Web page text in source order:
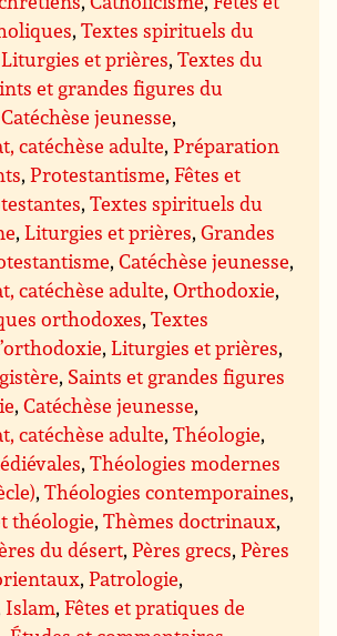
,Textes spirituels du
Liturgies et prières,Textes du
et grandes figures du
Catéchèse jeunesse,
catéchèse adulte,Préparation
,Protestantisme,Fêtes et
,Textes spirituels du
,Liturgies et prières,Grandes
,Catéchèse jeunesse,
catéchèse adulte,Orthodoxie,
orthodoxes,Textes
,Liturgies et prières,
, Saints et grandes figures
,Catéchèse jeunesse,
catéchèse adulte,Théologie,
,Théologies modernes
,Théologies contemporaines,
théologie,Thèmes doctrinaux,
du désert,Pères grecs,Pères
,Patrologie,
Islam,Fêtes et pratiques de